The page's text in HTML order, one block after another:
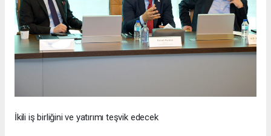
İkili iş birliğini ve yatırımı teşvik edecek